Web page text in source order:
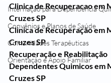
Internação para Dependência
Convênios e Planos de Saúde
Comunidades Terapêuticas
Orientação e Apoio Familiar
Clinica de Recuperacao em
Cruzes SP
Clinica de Recuperação em
Cruzes SP
Recuperação e Reabilitação
Dependentes Quimicos em
Cruzes SP